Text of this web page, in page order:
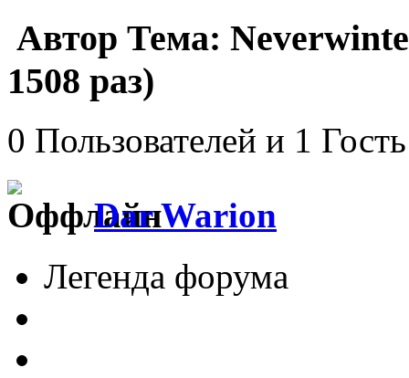
Автор Тема:
1508 раз)
0 Пользователей и 1
Dar Warion
Легенда форума